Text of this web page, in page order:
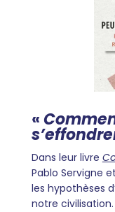
«
Dans leur livre
Pablo Servigne
les hypothèses
notre civilisation.